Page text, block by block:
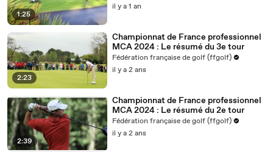
1:25
il y a 1 an
2:23
Championnat de France professionnel
MCA 2024 : Le résumé du 3e tour
Fédération française de golf (ffgolf)
il y a 2 ans
2:39
Championnat de France professionnel
MCA 2024 : Le résumé du 2e tour
Fédération française de golf (ffgolf)
il y a 2 ans